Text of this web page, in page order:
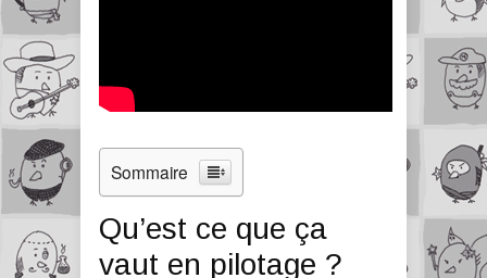
Sommaire
Qu’est ce que ça
vaut en pilotage ?